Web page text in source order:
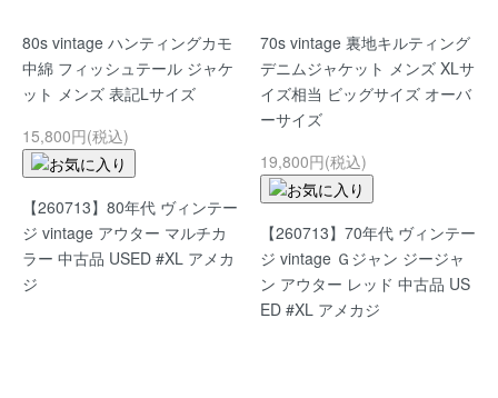
80s vintage ハンティングカモ
中綿 フィッシュテール ジャケ
ット メンズ 表記Lサイズ
15,800円(税込)
【260713】80年代 ヴィンテー
ジ vintage アウター マルチカ
ラー 中古品 USED #XL アメカ
ジ
70s vintage 裏地キルティング
デニムジャケット メンズ XLサ
イズ相当 ビッグサイズ オーバ
ーサイズ
19,800円(税込)
【260713】70年代 ヴィンテー
ジ vintage Ｇジャン ジージャ
ン アウター レッド 中古品 US
ED #XL アメカジ